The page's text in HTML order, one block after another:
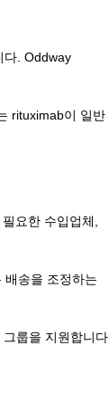
다. Oddway
rituximab이 일반
요한 수입업체,
배송을 조정하는
룹을 지원합니다.